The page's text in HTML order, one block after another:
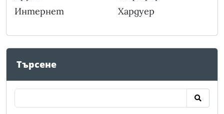
Интернет
Хардуер
Търсене